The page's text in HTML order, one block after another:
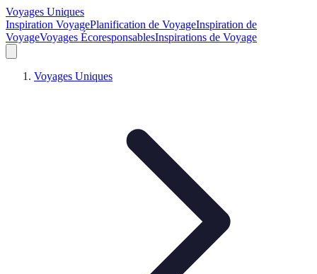
Voyages Uniques
Inspiration VoyagePlanification de VoyageInspiration de
VoyageVoyages ÉcoresponsablesInspirations de Voyage
Voyages Uniques